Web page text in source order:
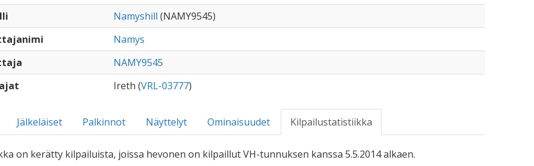
Namyshill (NAMY9545)
Namys
NAMY9545
Ireth (VRL-03777)
Jälkeläiset Palkinnot Näyttelyt Ominaisuudet Kilpailustatistiikka
on kerätty kilpailuista, joissa hevonen on kilpaillut VH-tunnuksen kanssa 5.5.2014 alkaen.